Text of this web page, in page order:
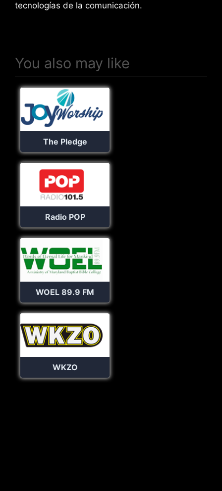
tecnologías de la comunicación.
You also may like
The Pledge
Radio POP
WOEL 89.9 FM
WKZO